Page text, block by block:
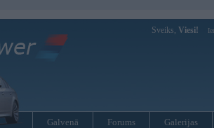
Sveiks, Viesi!
Galvenā Forums Galerijas